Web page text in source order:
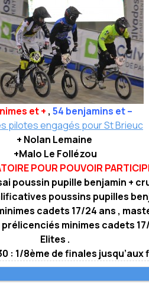
et + , 54 benjamins et –
pilotes engagés pour St Brieuc
+ Nolan Lemaine
+Malo Le Follézou
POUR POUVOIR
poussin pupille benjamin +
poussins pupilles
cadets 17/24 ans ,
minimes cadets
Elites .
: 1/8ème de finales jusqu’aux